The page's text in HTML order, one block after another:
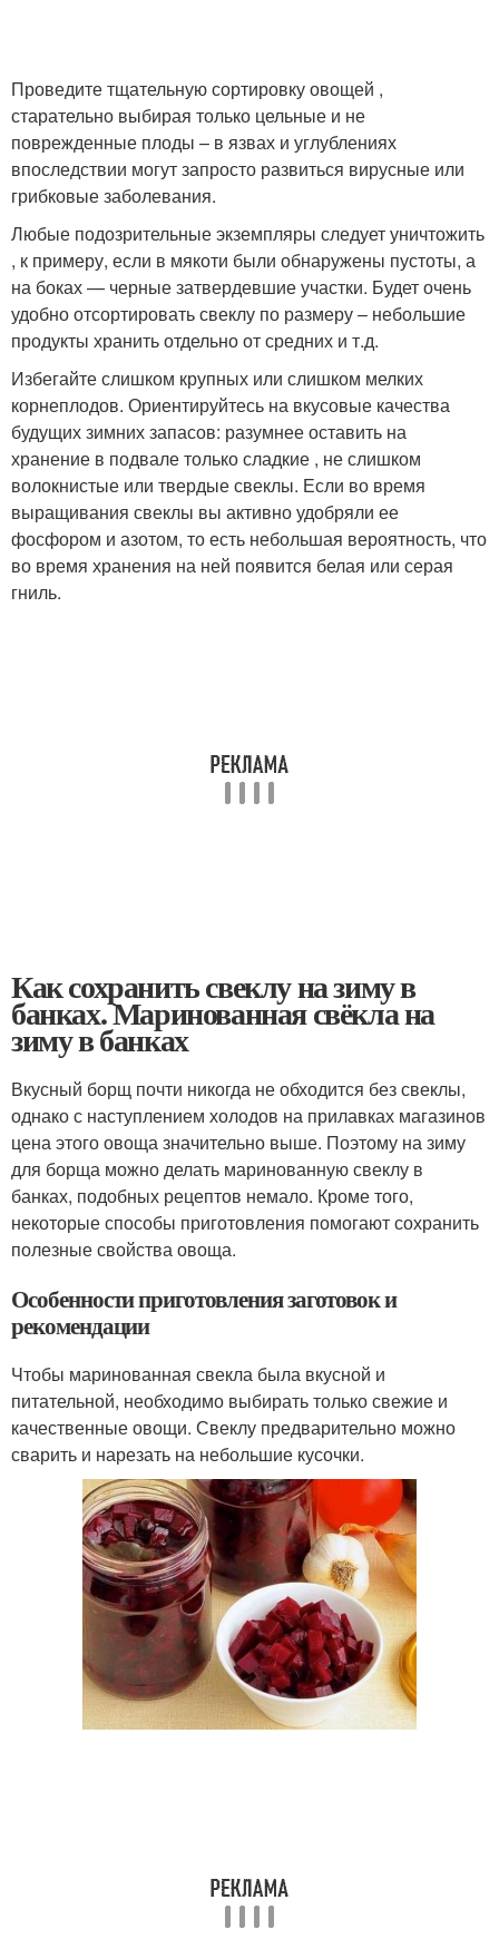
Проведите тщательную сортировку овощей ,
старательно выбирая только цельные и не
поврежденные плоды – в язвах и углублениях
впоследствии могут запросто развиться вирусные или
грибковые заболевания.
Любые подозрительные экземпляры следует уничтожить
, к примеру, если в мякоти были обнаружены пустоты, а
на боках — черные затвердевшие участки. Будет очень
удобно отсортировать свеклу по размеру – небольшие
продукты хранить отдельно от средних и т.д.
Избегайте слишком крупных или слишком мелких
корнеплодов. Ориентируйтесь на вкусовые качества
будущих зимних запасов: разумнее оставить на
хранение в подвале только сладкие , не слишком
волокнистые или твердые свеклы. Если во время
выращивания свеклы вы активно удобряли ее
фосфором и азотом, то есть небольшая вероятность, что
во время хранения на ней появится белая или серая
гниль.
Как сохранить свеклу на зиму в
банках. Маринованная свёкла на
зиму в банках
Вкусный борщ почти никогда не обходится без свеклы,
однако с наступлением холодов на прилавках магазинов
цена этого овоща значительно выше. Поэтому на зиму
для борща можно делать маринованную свеклу в
банках, подобных рецептов немало. Кроме того,
некоторые способы приготовления помогают сохранить
полезные свойства овоща.
Особенности приготовления заготовок и
рекомендации
Чтобы маринованная свекла была вкусной и
питательной, необходимо выбирать только свежие и
качественные овощи. Свеклу предварительно можно
сварить и нарезать на небольшие кусочки.